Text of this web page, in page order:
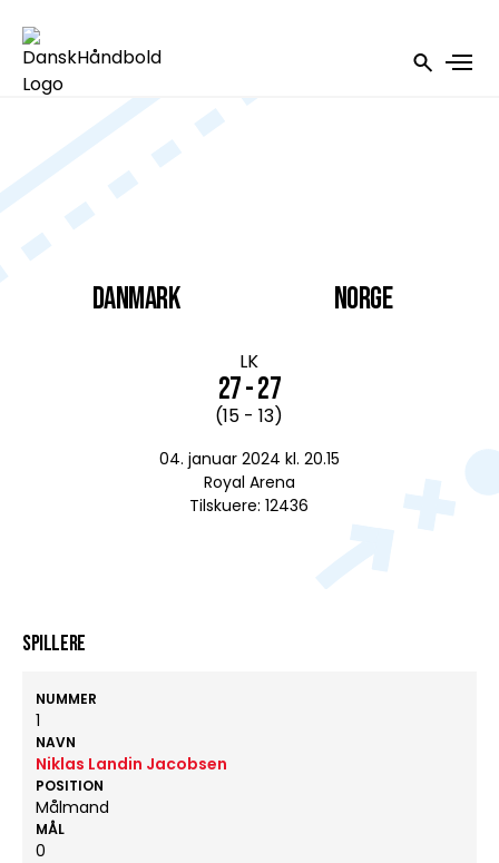
DANMARK
LK
27 - 27
(15 - 13)
04. januar 2024 kl. 20.15
Royal Arena
Tilskuere: 12436
Norge
Spillere
NUMMER
1
NAVN
Niklas Landin Jacobsen
POSITION
Målmand
MÅL
0